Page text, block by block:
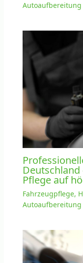
Autoaufbereitung
Pflege auf
Fahrzeugpflege,
Autoaufbereitung